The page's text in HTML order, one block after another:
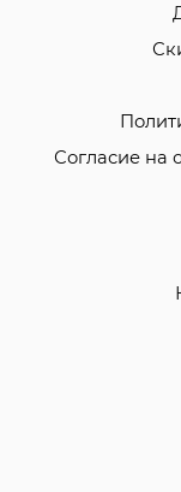
Согласие на